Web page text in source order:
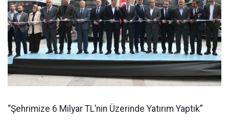
“Şehrimize 6 Milyar TL’nin Üzerinde Yatırım Yaptık”